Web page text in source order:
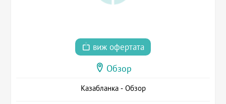
виж офертата
Обзор
Казабланка - Обзор